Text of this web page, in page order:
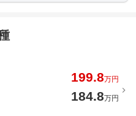
積もり依頼（無料）
もり依頼（無料）
199.8万円
184.8万円